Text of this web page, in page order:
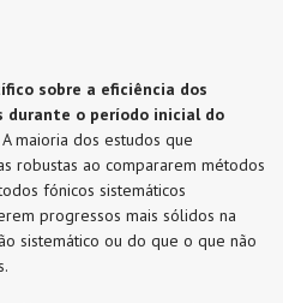
sobre a eficiência dos
o período inicial do
A maioria dos estudos que
robustas ao compararem métodos
fónicos sistemáticos
progressos mais sólidos na
sistemático ou do que o que não